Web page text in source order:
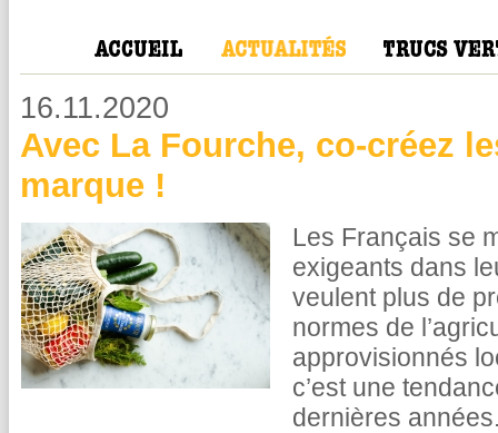
16.11.2020
Avec La Fourche, co-créez
marque !
Les Français se
exigeants dans
veulent plus de
normes de
approvisionnés
c’est une
dernières